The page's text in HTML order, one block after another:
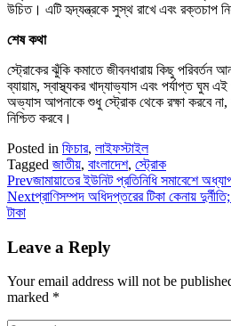
উচিত। এটি হৃদ্‌যন্ত্রকে সুস্থ রাখে এবং রক্তচাপ
শেষ কথা
স্ট্রোকের ঝুঁকি কমাতে জীবনধারায় কিছু পরিবর্তন
ব্যায়াম, স্বাস্থ্যকর খাদ্যাভ্যাস এবং পর্যাপ্ত ঘুম
অভ্যাস আপনাকে শুধু স্ট্রোক থেকে রক্ষা করবে না,
নিশ্চিত করবে।
Posted in ফিচার, লাইফস্টাইল
Tagged জাতীয়, বাংলাদেশ, স্ট্রোক
Prevজামায়াতের ইউনিট প্রতিনিধি সমাবেশে
Nextপ্রাণিসম্পদ অধিদপ্তরের টিকা কেনায়
টাকা
Leave a Reply
Your email address will not be
marked *